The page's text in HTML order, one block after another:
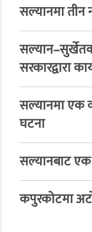
सल्यानमा
सरकारद्वारा
सल्यानमा एक
घटना
सल्यानबाट एक
कपुरकोटमा